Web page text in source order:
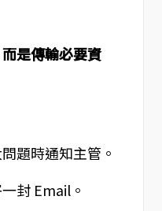
是傳輸必要資
題時通知主管。
封 Email。